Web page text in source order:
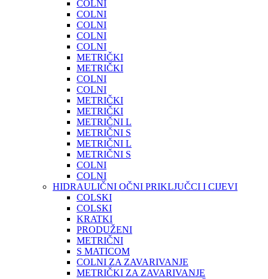
COLNI
COLNI
COLNI
COLNI
COLNI
METRIČKI
METRIČKI
COLNI
COLNI
METRIČKI
METRIČKI
METRIČNI L
METRIČNI S
METRIČNI L
METRIČNI S
COLNI
COLNI
HIDRAULIČNI OČNI PRIKLJUČCI I CIJEVI
COLSKI
COLSKI
KRATKI
PRODUŽENI
METRIČNI
S MATICOM
COLNI ZA ZAVARIVANJE
METRIČKI ZA ZAVARIVANJE